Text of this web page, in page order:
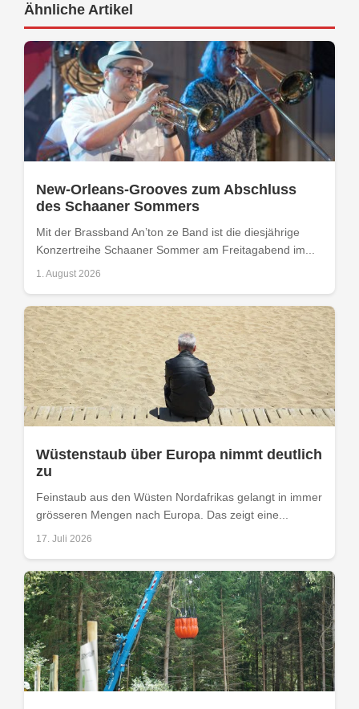
Ähnliche Artikel
New-Orleans-Grooves zum Abschluss
des Schaaner Sommers
Mit der Brassband An’ton ze Band ist die diesjährige
Konzertreihe Schaaner Sommer am Freitagabend im...
1. August 2026
Wüstenstaub über Europa nimmt deutlich
zu
Feinstaub aus den Wüsten Nordafrikas gelangt in immer
grösseren Mengen nach Europa. Das zeigt eine...
17. Juli 2026